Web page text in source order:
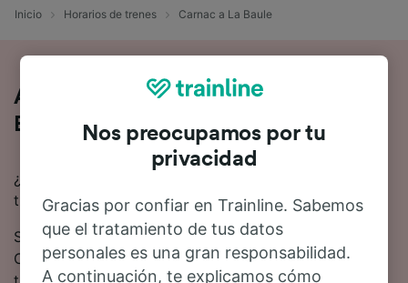
Inicio Horarios de trenes Carnac a La Baule
Así es viajar en tren de Carnac a La
Baule
¿Buscas información para ir de Carnac a La Baule en
tren? Empieza tu viaje con nosotros.
Se tardan 5 horas 58 minutos de media en viajar de
Carnac a La Baule en tren. Alrededor de 6 trenes
Nos preocupamos por tu
privacidad
Gracias por confiar en Trainline. Sabemos
que el tratamiento de tus datos
personales es una gran responsabilidad.
A continuación, te explicamos cómo